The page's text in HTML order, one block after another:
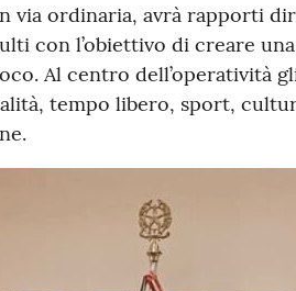
via ordinaria, avrà rapporti
con l’obiettivo di creare
Al centro dell’operatività
tempo libero, sport,